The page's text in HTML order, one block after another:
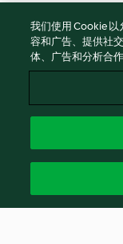
我们使用 Cookie
容和广告、提供社
体、广告和分析合